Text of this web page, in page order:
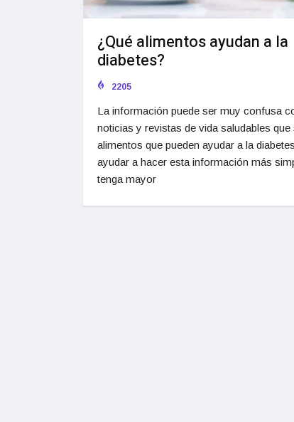
¿Qué alimentos ayudan a la
diabetes?
2205
La información puede ser muy confusa
noticias y revistas de vida saludables que
alimentos que pueden ayudar a la
ayudar a hacer esta información más
tenga mayor